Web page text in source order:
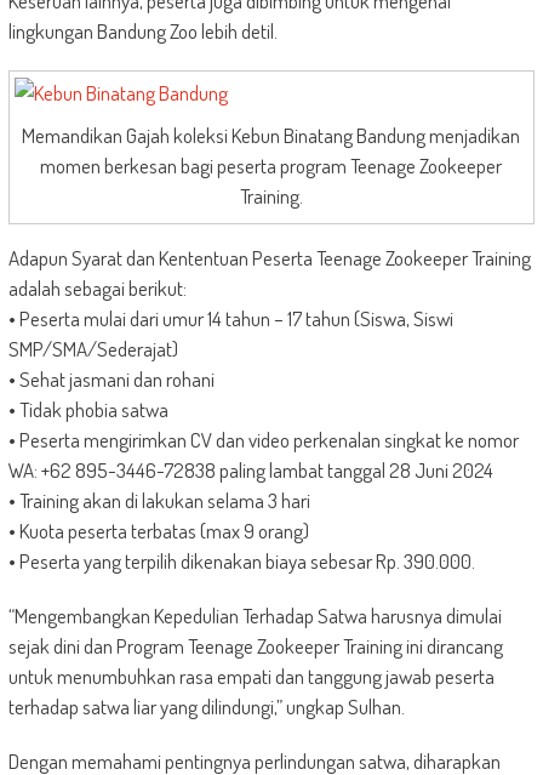
lingkungan Bandung Zoo lebih detil.
Memandikan Gajah koleksi Kebun Binatang Bandung menjadikan
momen berkesan bagi peserta program Teenage Zookeeper
Training.
Adapun Syarat dan Kententuan Peserta Teenage Zookeeper Training
adalah sebagai berikut:
• Peserta mulai dari umur 14 tahun – 17 tahun (Siswa, Siswi
SMP/SMA/Sederajat)
• Sehat jasmani dan rohani
• Tidak phobia satwa
• Peserta mengirimkan CV dan video perkenalan singkat ke nomor
WA: +62 895-3446-72838 paling lambat tanggal 28 Juni 2024
• Training akan di lakukan selama 3 hari
• Kuota peserta terbatas (max 9 orang)
• Peserta yang terpilih dikenakan biaya sebesar Rp. 390.000.
“Mengembangkan Kepedulian Terhadap Satwa harusnya dimulai
sejak dini dan Program Teenage Zookeeper Training ini dirancang
untuk menumbuhkan rasa empati dan tanggung jawab peserta
terhadap satwa liar yang dilindungi,” ungkap Sulhan.
Dengan memahami pentingnya perlindungan satwa, diharapkan